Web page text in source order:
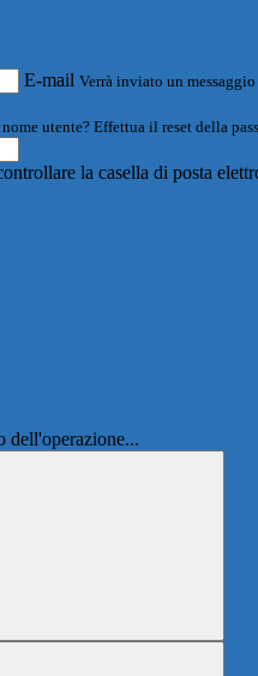
E-mail Verrà inviato un
utente? Effettua il reset della
la casella di posta
dell'operazione...